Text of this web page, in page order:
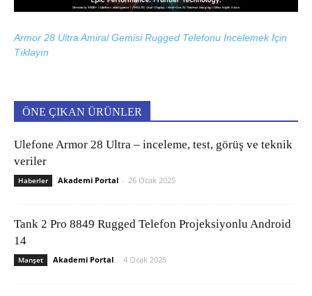
Armor 28 Ultra Amiral Gemisi Rugged Telefonu İncelemek İçin
Tıklayın
ÖNE ÇIKAN ÜRÜNLER
Ulefone Armor 28 Ultra – inceleme, test, görüş ve teknik
veriler
Haberler Akademi Portal - 26 Ocak 2025
Tank 2 Pro 8849 Rugged Telefon Projeksiyonlu Android
14
Manşet Akademi Portal - 4 Ocak 2025